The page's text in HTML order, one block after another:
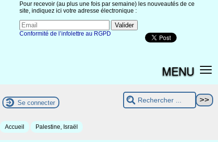
Pour recevoir (au plus une fois par semaine) les nouveautés de ce
site, indiquez ici votre adresse électronique :
Conformité de l’infolettre au RGPD
MENU
Se connecter
Accueil Palestine, Israël